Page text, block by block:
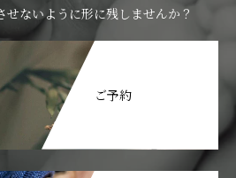
せないように形に残しませんか？
ご予約